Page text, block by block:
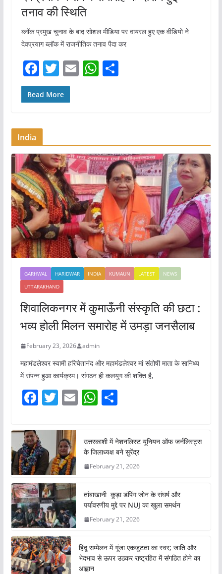
तनाव की स्थिति
ब्लॉक प्रमुख चुनाव के बाद सोशल मीडिया पर वायरल हुए एक वीडियो ने
देवप्रयाग ब्लॉक में राजनीतिक तनाव पैदा कर
F
a
c
b
o
o
k
T
w
itt
E W
p
p
S
Read More
India
GARHWAL HARIDWAR INDIA KUMAUN LATEST
NEWS
UTTARAKHAND
शिवालिकनगर में कुमाऊँनी संस्कृति की छटा :
भव्य होली मिलन समारोह में उमड़ा जनसैलाब
February 23, 2026 admin
महामंडलेश्वर स्वामी हरिचेतानंद और महामंडलेश्वर मां संतोषी माता के सानिध्य
में संपन्न हुआ कार्यक्रम। संगठन ही कलयुग की शक्ति है,
F
c
e
b
o
o
k
T
itt
er
E W
s
A
p
S
e
उत्तरकाशी में नेशनलिस्ट यूनियन ऑफ जर्नलिस्ट्स
के जिलाध्यक्ष बने सुरेंद्र
February 21, 2026
तांबाखानी कूड़ा डंपिंग जोन के संघर्ष और
पर्यावरणीय मुद्दे पर NUJ का खुला समर्थन
February 21, 2026
हिंदू सम्मेलन में गूंजा एकजुटता का स्वर; जाति और
भेदभाव से ऊपर उठकर राष्ट्रहित में संगठित होने का
आह्वान